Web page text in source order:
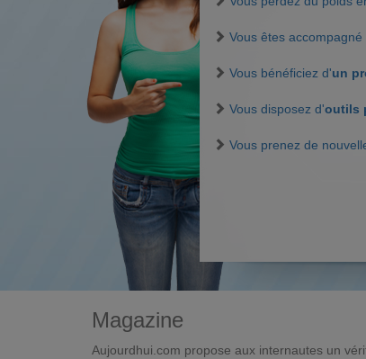
Vous êtes accompagné
Vous bénéficiez d'un
Vous disposez d'outils
Vous prenez de
Magazine
Aujourdhui.com propose aux internautes un